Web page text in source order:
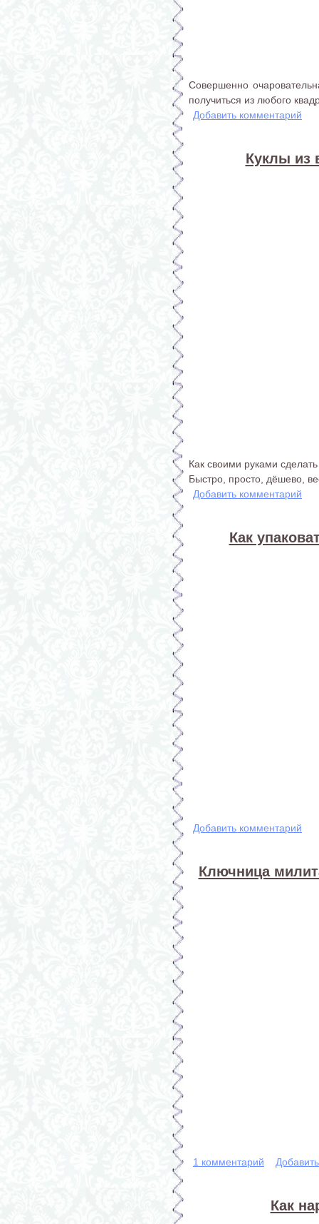
Совершенно
получиться из любого
Добавить комментарий
Куклы из
Как своими руками
Быстро, просто, дёшево,
Добавить комментарий
Как
Добавить комментарий
Ключница
1 комментарий
Как